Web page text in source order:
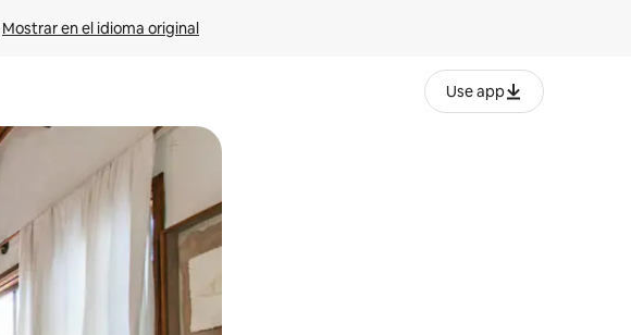
Mostrar en el idioma original
Use app